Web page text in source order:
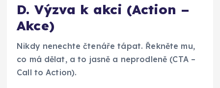
D. Výzva k akci (Action –
Akce)
Nikdy nenechte čtenáře tápat. Řekněte mu,
co má dělat, a to jasně a neprodleně (CTA –
Call to Action).